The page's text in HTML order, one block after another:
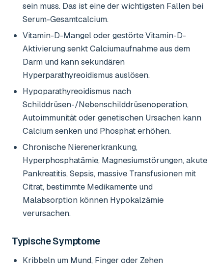
sein muss. Das ist eine der wichtigsten Fallen bei
Serum-Gesamtcalcium.
Vitamin-D-Mangel oder gestörte Vitamin-D-
Aktivierung senkt Calciumaufnahme aus dem
Darm und kann sekundären
Hyperparathyreoidismus auslösen.
Hypoparathyreoidismus nach
Schilddrüsen-/Nebenschilddrüsenoperation,
Autoimmunität oder genetischen Ursachen kann
Calcium senken und Phosphat erhöhen.
Chronische Nierenerkrankung,
Hyperphosphatämie, Magnesiumstörungen, akute
Pankreatitis, Sepsis, massive Transfusionen mit
Citrat, bestimmte Medikamente und
Malabsorption können Hypokalzämie
verursachen.
Typische Symptome
Kribbeln um Mund, Finger oder Zehen